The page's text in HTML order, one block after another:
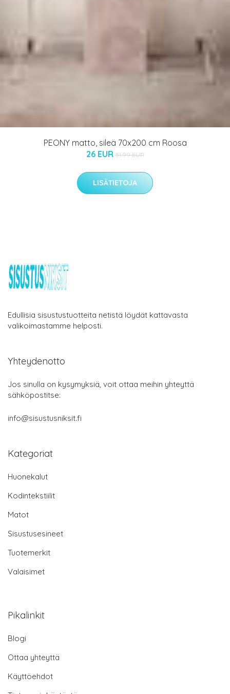
PEONY matto, sileä 70x200 cm Roosa
26 EUR 51.99 EUR
LISÄTIETOJA
Edullisia sisustustuotteita netistä löydät kattavasta
valikoimastamme helposti.
Yhteydenotto
Jos sinulla on kysymyksiä, voit ottaa meihin yhteyttä
sähköpostitse:
info@sisustusniksit.fi
Kategoriat
Huonekalut
Kodintekstiilit
Matot
Sisustusesineet
Tuotemerkit
Valaisimet
Pikalinkit
Blogi
Ottaa yhteyttä
Käyttöehdot